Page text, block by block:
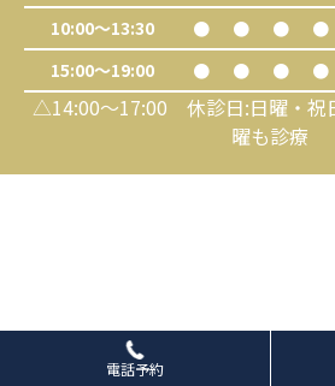
電話予約
10:00～13:30 ● ● ● ●
15:00～19:00
● ● ● ●
△14:00～17:00 休診日:日曜・
曜も診療